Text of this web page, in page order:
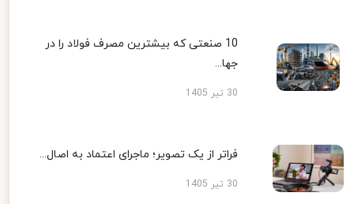
10 صنعتی که بیشترین مصرف فولاد را در
جها...
30 تیر 1405
فراتر از یک تصویر؛ ماجرای اعتماد به اصال...
30 تیر 1405